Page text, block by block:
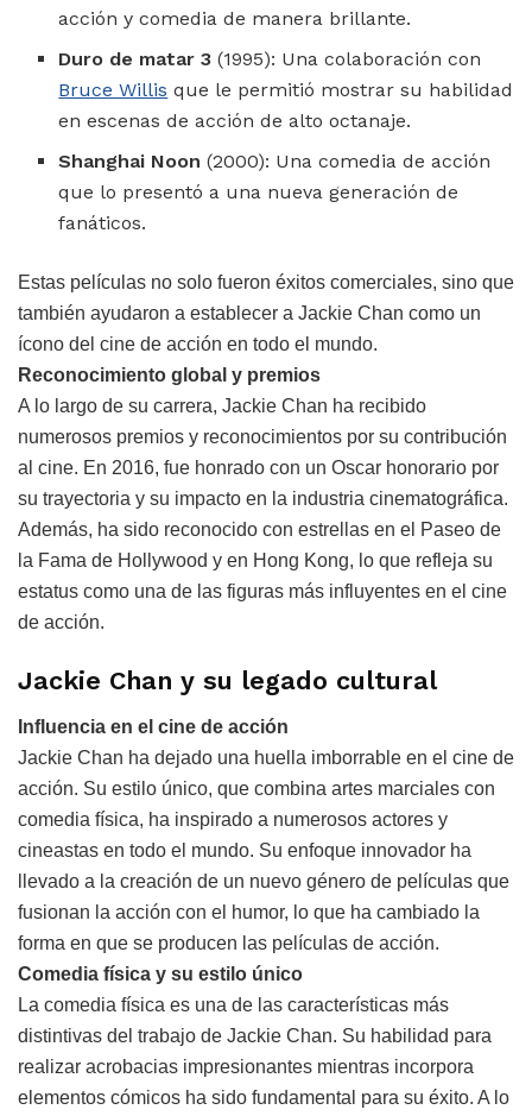
acción y comedia de manera brillante.
Duro de matar 3 (1995): Una colaboración con
Bruce Willis que le permitió mostrar su habilidad
en escenas de acción de alto octanaje.
Shanghai Noon (2000): Una comedia de acción
que lo presentó a una nueva generación de
fanáticos.
Estas películas no solo fueron éxitos comerciales, sino que
también ayudaron a establecer a Jackie Chan como un
ícono del cine de acción en todo el mundo.
Reconocimiento global y premios
A lo largo de su carrera, Jackie Chan ha recibido
numerosos premios y reconocimientos por su contribución
al cine. En 2016, fue honrado con un Oscar honorario por
su trayectoria y su impacto en la industria cinematográfica.
Además, ha sido reconocido con estrellas en el Paseo de
la Fama de Hollywood y en Hong Kong, lo que refleja su
estatus como una de las figuras más influyentes en el cine
de acción.
Jackie Chan y su legado cultural
Influencia en el cine de acción
Jackie Chan ha dejado una huella imborrable en el cine de
acción. Su estilo único, que combina artes marciales con
comedia física, ha inspirado a numerosos actores y
cineastas en todo el mundo. Su enfoque innovador ha
llevado a la creación de un nuevo género de películas que
fusionan la acción con el humor, lo que ha cambiado la
forma en que se producen las películas de acción.
Comedia física y su estilo único
La comedia física es una de las características más
distintivas del trabajo de Jackie Chan. Su habilidad para
realizar acrobacias impresionantes mientras incorpora
elementos cómicos ha sido fundamental para su éxito. A lo